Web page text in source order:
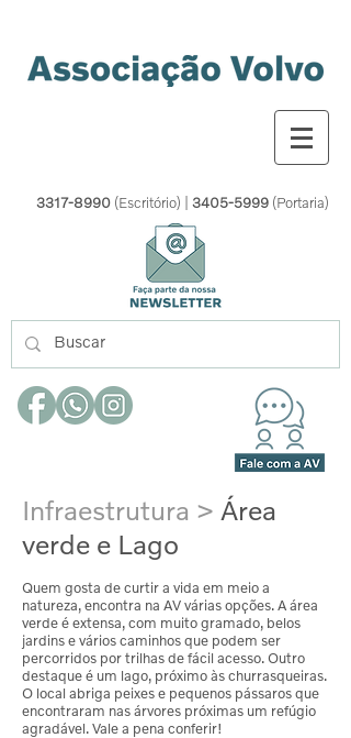
3317-8990 (Escritório) | 3405-5999(Portaria)
Infraestrutura > Área
verde e Lago
Quem gosta de curtir a vida em meio a
natureza, encontra na AV várias opções. A área
verde é extensa, com muito gramado, belos
jardins e vários caminhos que podem ser
percorridos por trilhas de fácil acesso. Outro
destaque é um lago, próximo às churrasqueiras.
O local abriga peixes e pequenos pássaros que
encontraram nas árvores próximas um refúgio
agradável. Vale a pena conferir!